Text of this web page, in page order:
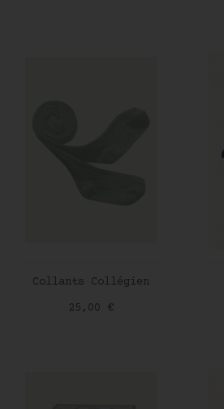
AJOUTER AU PANIER
Collants Collégien
Prix
25,00 €